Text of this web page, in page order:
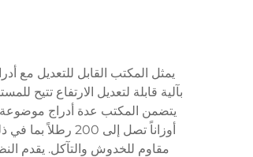
يمثل المكتب القابل للتعديل مع
بآلية قابلة لتعديل الارتفاع
يتضمن المكتب عدة أدراج موضوعة
أوزاناً تصل
مقاوم للخدوش والتآكل. يقدم